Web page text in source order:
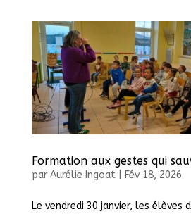
Formation aux gestes qui
par Aurélie Ingoat| Fév 18, 2026
Le vendredi 30 janvier, les élèves